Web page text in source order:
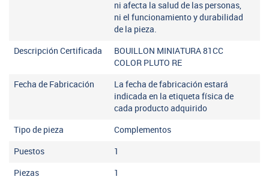
ni afecta la salud de las personas,
ni el funcionamiento y durabilidad
de la pieza.
Descripción Certificada
BOUILLON MINIATURA 81CC
COLOR PLUTO RE
Fecha de Fabricación
La fecha de fabricación estará
indicada en la etiqueta física de
cada producto adquirido
Tipo de pieza Complementos
Puestos 1
Piezas 1